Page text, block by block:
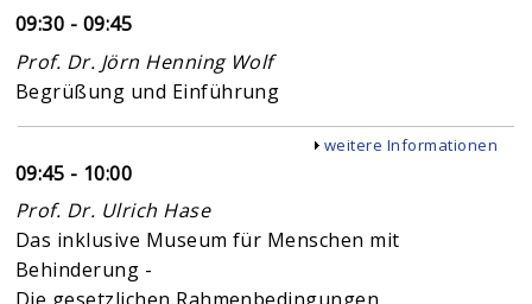
09:30 - 09:45
Prof. Dr. Jörn Henning Wolf
Begrüßung und Einführung
Anzeigen
weitere Informationen
09:45 - 10:00
Prof. Dr. Ulrich Hase
Das inklusive Museum für Menschen mit
Behinderung -